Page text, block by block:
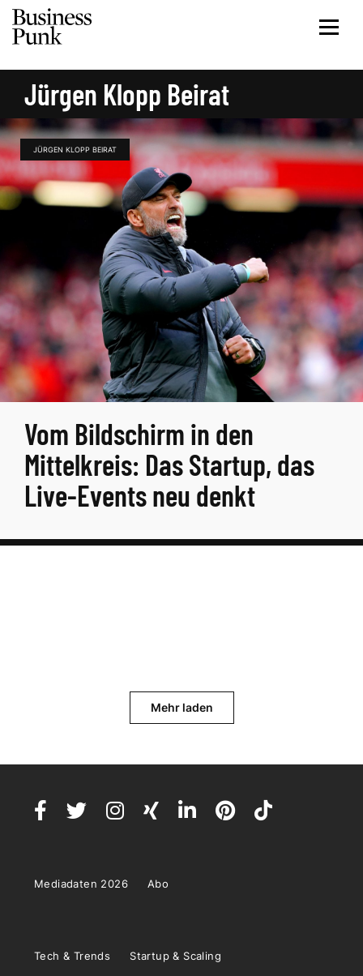
Jürgen Klopp Beirat
JÜRGEN KLOPP BEIRAT
Vom Bildschirm in den
Mittelkreis: Das Startup, das
Live-Events neu denkt
Mehr laden
Mediadaten 2026 Abo
Tech & Trends Startup & Scaling